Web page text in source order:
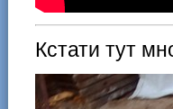
Кстати тут